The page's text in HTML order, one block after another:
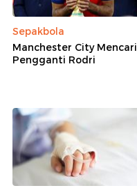
Sepakbola
Manchester City Mencari
Pengganti Rodri